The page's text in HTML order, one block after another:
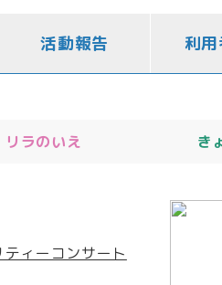
活動報告 利
リラのいえ き
ィーコンサート